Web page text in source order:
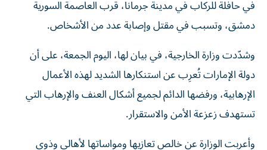
في حافلة للركاب في مدينة جرمانا، قرب العاصمة السورية
دمشق، وتسبب في مقتل وإصابة عدد من الأشخاص.
وشدّدت وزارة الخارجية، في بيان لها، اليوم الجمعة، على أن
دولة الإمارات تُعرِب عن استنكارها الشديد لهذه الأعمال
الإرهابية، ورفضها الدائم لجميع أشكال العنف والإرهاب التي
تستهدف زعزعة الأمن والاستقرار.
وأعربت الوزارة عن خالص تعازيها ومواساتها لأهالي وذوي